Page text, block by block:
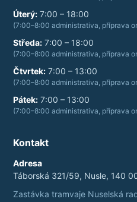
Úterý: 7:00 – 18:00
(7:00–8:00 administrativa, příprava
Středa: 7:00 – 18:00
(7:00–8:00 administrativa, příprava
Čtvrtek: 7:00 – 13:00
(7:00–8:00 administrativa, příprava
Pátek: 7:00 – 13:00
(7:00–8:00 administrativa, příprava
Kontakt
Adresa
Táborská 321/59, Nusle, 140
Zastávka tramvaje Nuselská